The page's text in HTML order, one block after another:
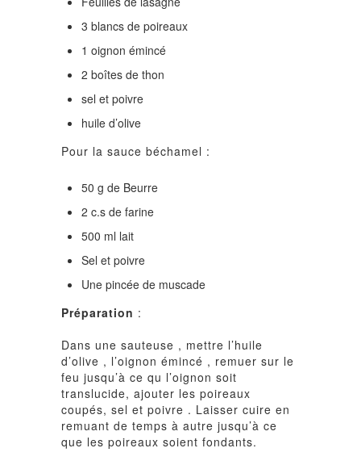
3 blancs de poireaux
1 oignon émincé
2 boîtes de thon
sel et poivre
huile d’olive
Pour la sauce béchamel :
50 g de Beurre
2 c.s de farine
500 ml lait
Sel et poivre
Une pincée de muscade
Préparation :
Dans une sauteuse , mettre l’huile
d’olive , l’oignon émincé , remuer sur le
feu jusqu’à ce qu l’oignon soit
translucide, ajouter les poireaux
coupés, sel et poivre . Laisser cuire en
remuant de temps à autre jusqu’à ce
que les poireaux soient fondants.